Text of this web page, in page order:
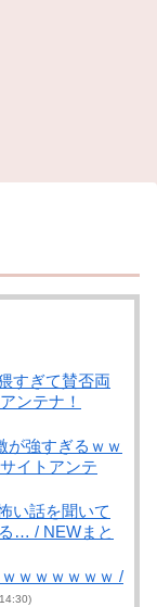
すぎて賛否両
ンテナ！
が強すぎるｗｗ
イトアンテ
い話を聞いて
… / NEWまと
ｗｗｗｗｗｗ /